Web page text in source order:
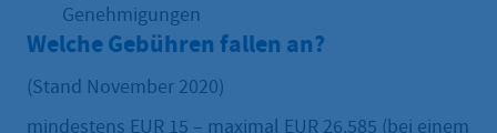
Genehmigungen
Welche Gebühren fallen an?
(Stand November 2020)
mindestens EUR 15 – maximal EUR 26.585 (bei einem